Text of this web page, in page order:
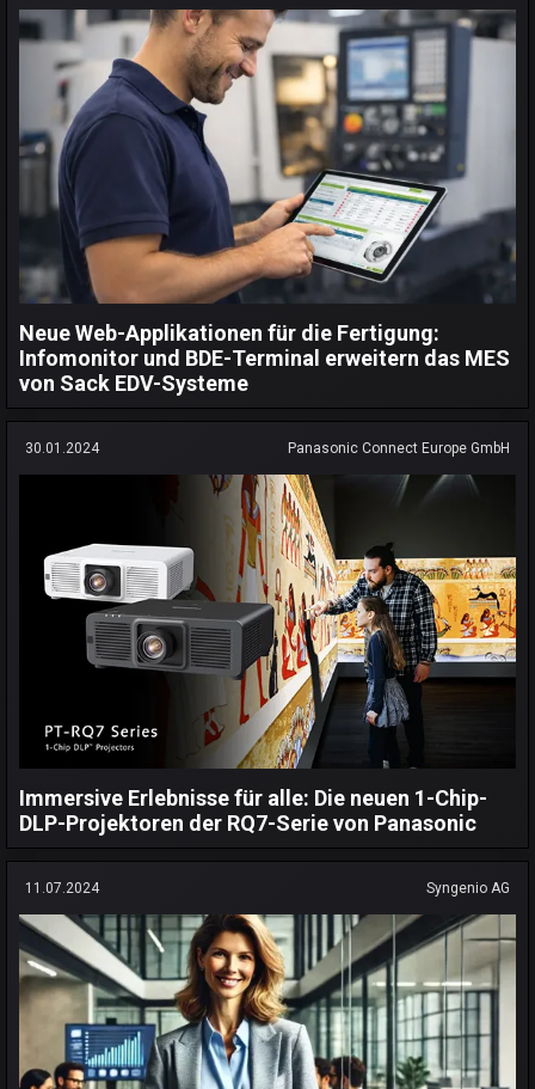
Neue Web-Applikationen für die Fertigung:
Infomonitor und BDE-Terminal erweitern das MES
von Sack EDV-Systeme
30.01.2024 Panasonic Connect Europe GmbH
Immersive Erlebnisse für alle: Die neuen 1-Chip-
DLP-Projektoren der RQ7-Serie von Panasonic
11.07.2024 Syngenio AG